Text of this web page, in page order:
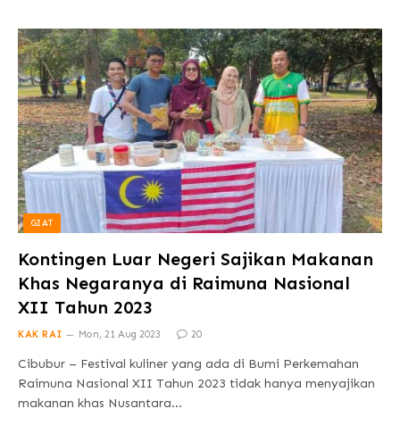
GIAT
Kontingen Luar Negeri Sajikan Makanan
Khas Negaranya di Raimuna Nasional
XII Tahun 2023
KAK RAI Mon, 21 Aug 2023 20
Cibubur – Festival kuliner yang ada di Bumi Perkemahan
Raimuna Nasional XII Tahun 2023 tidak hanya menyajikan
makanan khas Nusantara…